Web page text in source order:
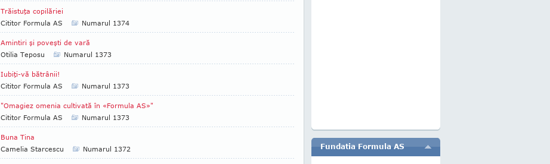
Trăistuţa copilăriei
Cititor Formula AS
Numarul 1374
Amintiri şi poveşti de vară
Otilia Teposu
Numarul 1373
Iubiţi-vă bătrânii!
Cititor Formula AS
Numarul 1373
"Omagiez omenia cultivată în «Formula AS»"
Cititor Formula AS
Numarul 1373
Buna Tina
Camelia Starcescu
Numarul 1372 Fundatia Formula AS